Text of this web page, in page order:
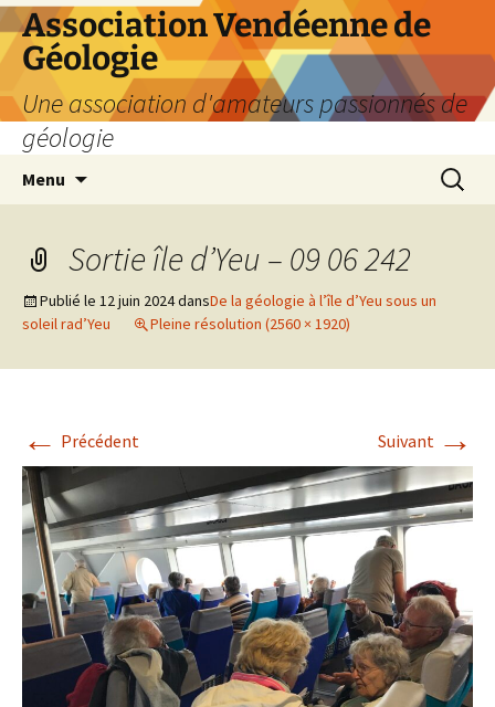
Aller
au
contenu
Association Vendéenne de
Géologie
Une association d'amateurs passionnés de
géologie
Menu
Sortie île d’Yeu – 09 06 242
Publié le 12 juin 2024dansDe la géologie à l’île d’Yeu sous un
soleil rad’Yeu
Pleine résolution (2560 × 1920)
← Précédent Suivant →